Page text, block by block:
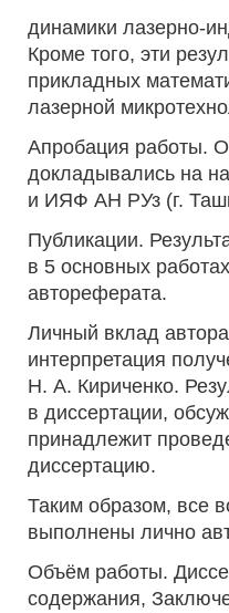
динамики лазерно-
Кроме того, эти
прикладных
лазерной
Апробация работы.
докладывались на
и ИЯФ АН РУз (г.
Публикации.
в 5 основных
автореферата.
Личный вклад
интерпретация
Н. А. Кириченко.
в диссертации,
принадлежит
диссертацию.
Таким образом, все
выполнены лично
Объём работы.
содержания,